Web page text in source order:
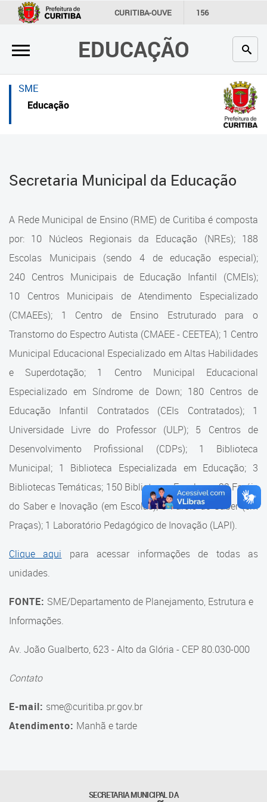
CURITIBA-OUVE 156
INFORMAÇÃO SECRETARIAS
EDUCAÇÃO
×
Inicial
Secretaria
Profissionais da educação
Contato
úteis
Portal da Prefeitura de Curitiba
Cadastramento Escolar
Cadastro Online
Portal ICS Instituto Curitiba de
Portal Aprendere
Portal do Servidor
×
Inicial
Inicial
Secretaria
Crianças e estudantes
Contato
Estrutura da Secretaria
Estrutura da Secretaria
Superintendência Executiva
Departamento de Logística
Departamento de Logística
Gerência de Almoxarifado
Gerência de Aquisição e
Gestão Contratual de
Serviços
Gerência de Contratos
Gerência de Limpeza e
Suporte aos Contratos
Gerência de Segurança
Gerência de Transporte
Gerência de Transporte para
a Educação Especial - SITES
Tecnologia
SME
Educação
Secretaria Municipal da Educação
A Rede Municipal de Ensino (RME) de Curitiba é composta
por: 10 Núcleos Regionais da Educação (NREs); 188
Escolas Municipais (sendo 4 de educação especial);
240 Centros Municipais de Educação Infantil (CMEIs);
10 Centros Municipais de Atendimento Especializado
(CMAEEs); 1 Centro de Ensino Estruturado para o
Transtorno do Espectro Autista (CMAEE - CEETEA); 1 Centro
Municipal Educacional Especializado em Altas Habilidades
e Superdotação; 1 Centro Municipal Educacional
Especializado em Síndrome de Down; 180 Centros de
Educação Infantil Contratados (CEIs Contratados); 1
Universidade Livre do Professor (ULP); 5 Centros de
Desenvolvimento Profissional (CDPs); 1 Biblioteca
Municipal; 1 Biblioteca Especializada em Educação; 3
Bibliotecas Temáticas; 150 Bibliotecas Escolares; 32 Faróis
do Saber e Inovação (em Escolas); 9 Faróis do Saber (em
Praças); 1 Laboratório Pedagógico de Inovação (LAPI).
Clique aqui para acessar informações de todas as
unidades.
FONTE: SME/Departamento de Planejamento, Estrutura e
Informações.
Av. João Gualberto, 623 - Alto da Glória - CEP 80.030-000
Contato
E-mail: sme@curitiba.pr.gov.br
Atendimento: Manhã e tarde
SECRETARIA MUNICIPAL DA